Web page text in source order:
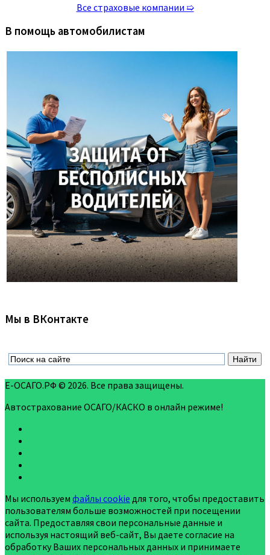
Все страховые компании ➯
В помощь автомобилистам
Мы в ВКонтакте
Е-ОСАГО.РФ © 2026. Все права защищены.
Автострахование ОСАГО/КАСКО в онлайн режиме!
Мы используем файлы cookie для того, чтобы предоставить
пользователям больше возможностей при посещении
сайта. Предоставляя свои персональные данные и
используя настоящий веб-сайт, Вы даете согласие на
обработку Ваших персональных данных и принимаете